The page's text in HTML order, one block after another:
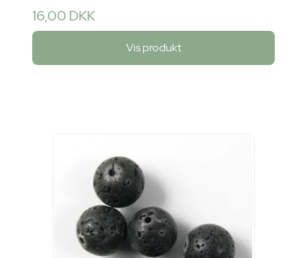
16,00 DKK
Vis produkt